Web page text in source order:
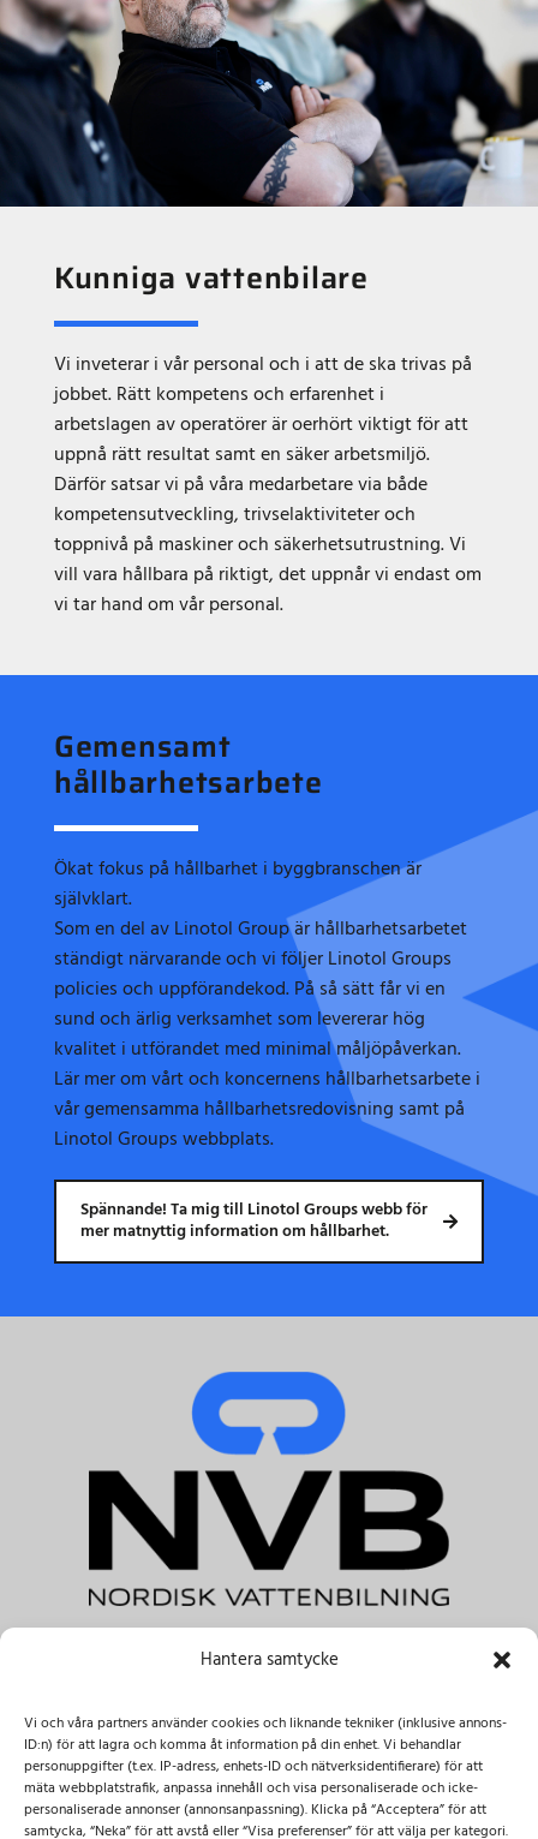
Hantera samtycke
Vi och våra partners använder cookies och liknande tekniker (inklusive annons-
ID:n) för att lagra och komma åt information på din enhet. Vi behandlar
personuppgifter (t.ex. IP-adress, enhets-ID och nätverksidentifierare) för att
mäta webbplatstrafik, anpassa innehåll och visa personaliserade och icke-
personaliserade annonser (annonsanpassning). Klicka på “Acceptera” för att
samtycka, “Neka” för att avstå eller “Visa preferenser” för att välja per kategori.
Kunniga vattenbilare
Vi inveterar i vår personal och i att de ska trivas på
jobbet. Rätt kompetens och erfarenhet i
arbetslagen av operatörer är oerhört viktigt för att
uppnå rätt resultat samt en säker arbetsmiljö.
Därför satsar vi på våra medarbetare via både
kompetensutveckling, trivselaktiviteter och
toppnivå på maskiner och säkerhetsutrustning. Vi
vill vara hållbara på riktigt, det uppnår vi endast om
vi tar hand om vår personal.
Gemensamt
hållbarhetsarbete
Ökat fokus på hållbarhet i byggbranschen är
självklart.
Som en del av Linotol Group är hållbarhetsarbetet
ständigt närvarande och vi följer Linotol Groups
policies och uppförandekod. På så sätt får vi en
sund och ärlig verksamhet som levererar hög
kvalitet i utförandet med minimal måljöpåverkan.
Lär mer om vårt och koncernens hållbarhetsarbete i
vår gemensamma hållbarhetsredovisning samt på
Linotol Groups webbplats.
Spännande! Ta mig till Linotol Groups webb för
mer matnyttig information om hållbarhet.
NVB Nordisk Vattenbilning AB
E-post:info@nvbab.se
Besöksadress:
Dammliden 3,137 69 Österhaninge
Importgatan 12c, 422 46 Hisings-Backa